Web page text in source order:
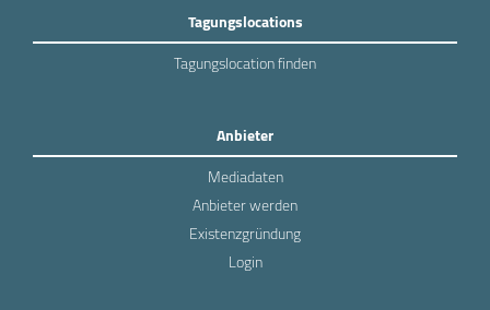
Tagungslocations
Tagungslocation finden
Anbieter
Mediadaten
Anbieter werden
Existenzgründung
Login